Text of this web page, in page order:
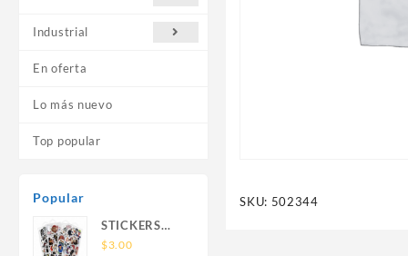
Industrial
En oferta
Lo más nuevo
Top popular
Popular
STICKERS
UNIVERSALES
$3.00
SKU: 502344